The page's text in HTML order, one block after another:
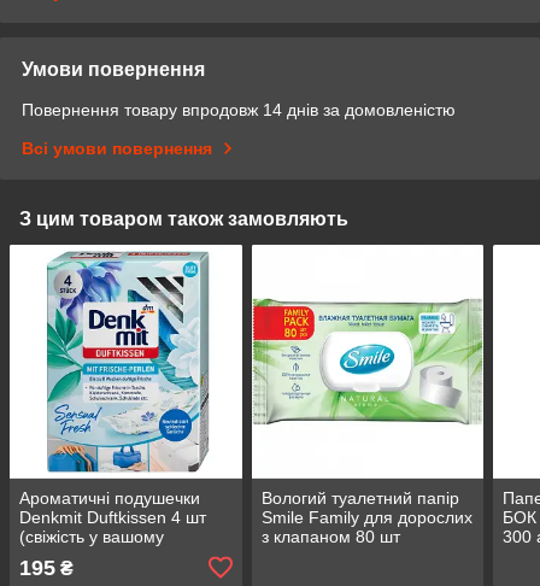
Умови повернення
Повернення товару впродовж 14 днів за домовленістю
Всі умови повернення
З цим товаром також замовляють
Ароматичні подушечки
Denkmit Duftkissen 4 шт
(свіжість у вашому
гардеробі, шафі, комоді,
сумці...)
195 ₴
Вологий туалетний папір
Smile Family для дорослих
з клапаном 80 шт
БОК
300